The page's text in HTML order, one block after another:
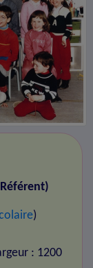
)
: 1200